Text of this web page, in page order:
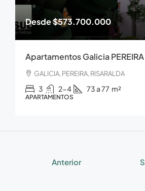
Desde$573.700.000
Apartamentos Galicia
GALICIA, PEREIRA, RISARALDA
3 2-4 73 a 77 m²
APARTAMENTOS
Anterior